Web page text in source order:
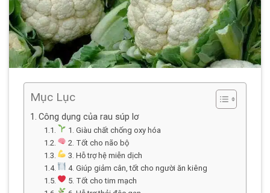
Mục Lục
Công dụng của rau súp lơ
1. Giàu chất chống oxy hóa
2. Tốt cho não bộ
3. Hỗ trợ hệ miễn dịch
4. Giúp giảm cân, tốt cho người ăn kiêng
5. Tốt cho tim mạch